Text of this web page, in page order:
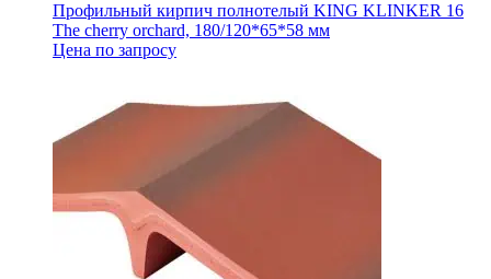
Профильный кирпич полнотелый KING KLINKER 16
The cherry orchard, 180/120*65*58 мм
Цена по запросу